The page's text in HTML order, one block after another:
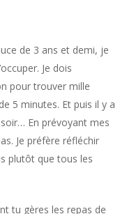
de 3 ans et demi, je
Je dois
pour trouver mille
5 minutes. Et puis il y a
En prévoyant mes
Je préfère réfléchir
plutôt que tous les
tu gères les repas de